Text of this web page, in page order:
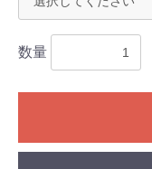
数量